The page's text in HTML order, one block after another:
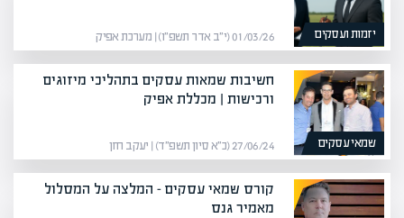
יזמות ועסקים 01/03/26 (י״ב אדר תשפ״ו) | מערכת אפיק
שמאי עסקים
חשיבות שמאות עסקים בתהליכי מיזוגים
ורכישות | מכללת אפיק
27/06/24 (כ״א סיון תשפ״ד) | יעקב חזן
קורס שמאי עסקים – המלצה על המסלול
מאמיר גנס